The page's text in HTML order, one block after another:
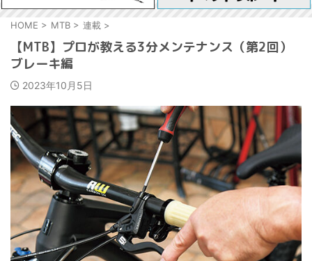
HOME > MTB > 連載 >
【MTB】プロが教える3分メンテナンス（第2回）
ブレーキ編
2023年10月5日